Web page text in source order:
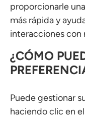
proporcionarle
más rápida y
interacciones con
¿CÓMO
Puede gestionar
haciendo clic en